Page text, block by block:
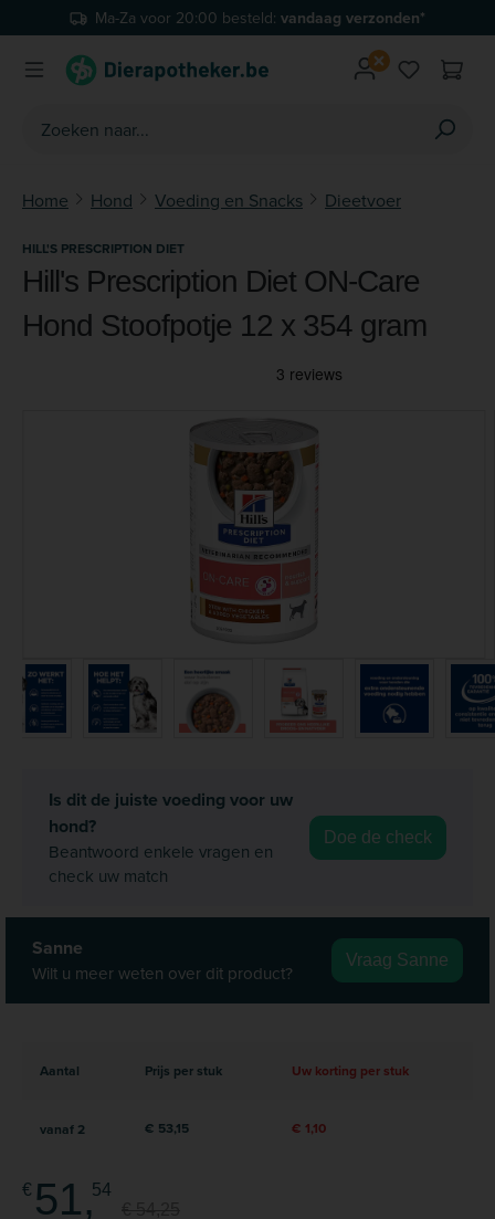
Ga naar de hoofdinhoudMa-Za voor 20:00 besteld: vandaag verzonden*
Je hebt
Home Hond Voeding en Snacks Dieetvoer
Afbeeldingengalerij overslaan
Is dit de juiste voeding voor uw
hond?
Beantwoord enkele vragen en
check uw match
Doe de check
Sanne
Wilt u meer weten over dit product?
Vraag Sanne
HILL'S PRESCRIPTION DIET
Hill's Prescription Diet ON-Care
Hond Stoofpotje 12 x 354 gram
Aantal Prijs per stuk Uw korting per stuk
vanaf 2 € 53,15 € 1,10
€ 51,54